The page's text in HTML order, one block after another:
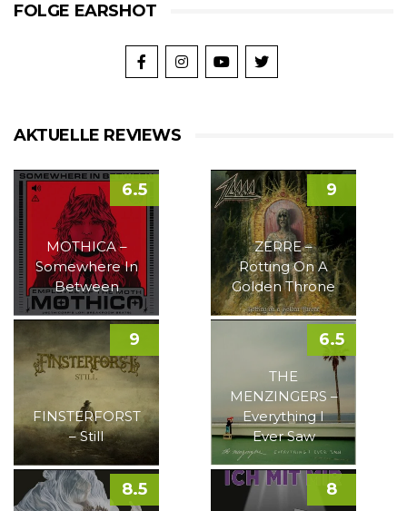
FOLGE EARSHOT
AKTUELLE REVIEWS
MOTHICA –
Somewhere In
Between
6.5
ZERRE –
Rotting On A
Golden Throne
9
FINSTERFORST
– Still
9
THE
MENZINGERS –
Everything I
Ever Saw
6.5
8.5 8